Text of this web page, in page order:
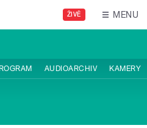
ŽIVĚ MENU
AUDIOARCHIV KAMERY